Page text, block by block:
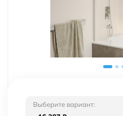
Выберите вариант: